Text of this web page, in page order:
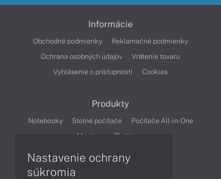
Informácie
Obchodné podmienky
Reklamačné podmienky
Ochrana osobných údajov
Vrátenie tovaru
Vyhlásenie o prístupnosti
Cookies
Produkty
Notebooky Stolné počítače
Počítače All-in-One
Monitory
Tlačiarne
Nastavenie ochrany
súkromia